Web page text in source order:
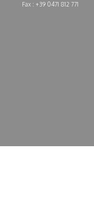
Fax : +39 0471 812 771